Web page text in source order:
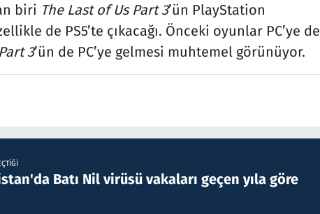
biri The Last of Us Part 3’ün PlayStation
de PS5’te çıkacağı. Önceki oyunlar PC’ye de
3’ün de PC’ye gelmesi muhtemel görünüyor.
Batı Nil virüsü vakaları geçen yıla göre